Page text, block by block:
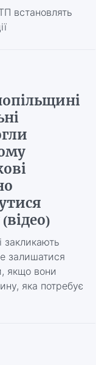
встановлять
закликають
залишатися
якщо вони
яка потребує